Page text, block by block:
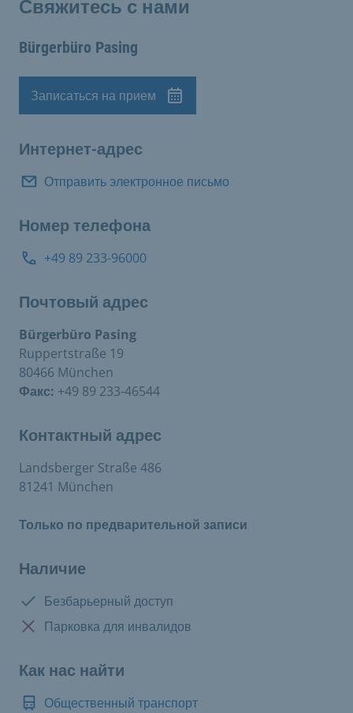
Свяжитесь с нами
Bürgerbüro Pasing
Назначение
Записаться на прием
Интернет-адрес
Отправить электронное письмо
Номер телефона
+49 89 233-96000
Почтовый адрес
Bürgerbüro Pasing
Ruppertstraße 19
80466 München
Факс: +49 89 233-46544
Контактный адрес
Landsberger Straße 486
81241 München
Только по предварительной записи
Наличие
Доступно:
Безбарьерный доступ
Нет в наличии:
Парковка для инвалидов
Как нас найти
Общественный транспорт